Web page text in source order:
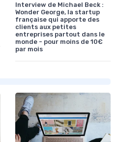
Interview de Michael Beck :
Wonder George, la startup
française qui apporte des
clients aux petites
entreprises partout dans le
monde - pour moins de 10€
par mois